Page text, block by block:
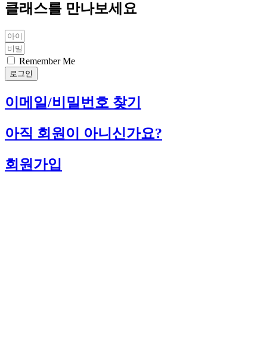
클래스를 만나보세요
Remember Me
로그인
이메일/비밀번호 찾기
아직 회원이 아니신가요?
회원가입